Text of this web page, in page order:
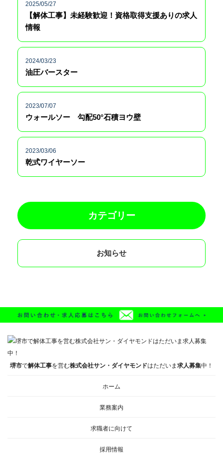
2025/05/27
【解体工事】未経験歓迎！資格取得支援ありの求人
情報
2024/03/23
油圧バースター
2023/07/07
ウォールソー 勾配50°石積ヨウ壁
2023/03/06
乾式ワイヤーソー
カテゴリー
お知らせ
堺市で解体工事を営む株式会社サン・ダイヤモンドはただいま 求人募集中！
ホーム
業務案内
求職者に向けて
採用情報